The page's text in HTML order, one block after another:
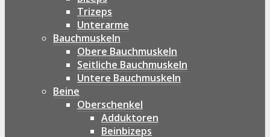
Trizeps
Unterarme
Bauchmuskeln
Obere Bauchmuskeln
Seitliche Bauchmuskeln
Untere Bauchmuskeln
Beine
Oberschenkel
Adduktoren
Beinbizeps